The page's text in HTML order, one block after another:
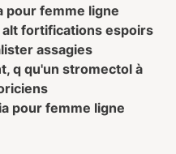
pour femme ligne
fortifications espoirs
assagies
q qu'un stromectol à
pour femme ligne